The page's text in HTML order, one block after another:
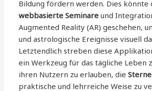
Bildung fördern werden. Dies könnte
webbasierte Seminare und
Augmented Reality (AR) geschehen,
und astrologische Ereignisse visuell
Letztendlich streben diese
ein Werkzeug für das tägliche Leben
ihren Nutzern zu erlauben, dieSterne
praktische und lehrreiche Weise zu